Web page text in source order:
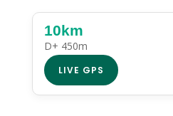
10km
D+ 450m
LIVE GPS